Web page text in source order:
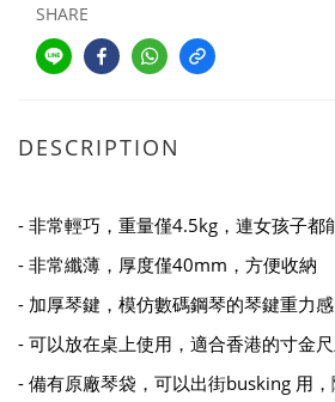
SHARE
DESCRIPTION
- 非常輕巧，重量僅4.5kg，連女孩子都
- 非常纖薄，厚度僅40mm，方便收納
- 加厚琴鍵，模仿數碼鋼琴的琴鍵重力
- 可以放在桌上使用，適合香港的寸金
- 備有原廠琴袋，可以出街busking 用